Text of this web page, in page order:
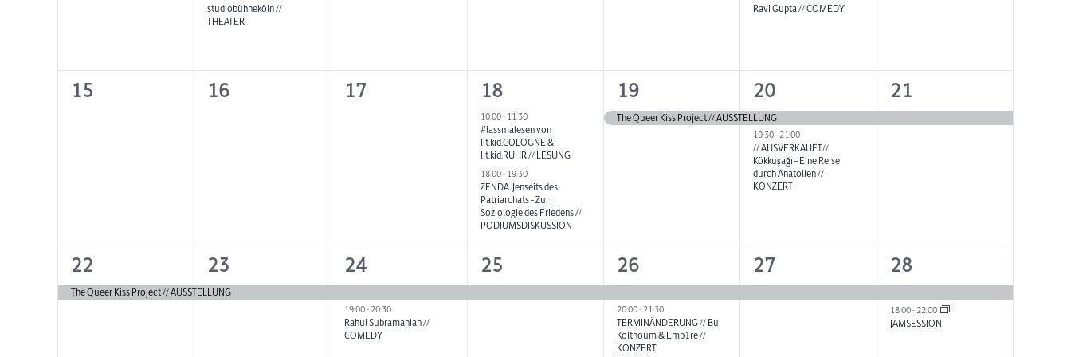
studiobühneköln //
THEATER
Ravi Gupta // COMEDY
0
15
0
16
0
17
2
Veranstaltungen,
18
10:00- 11:30
#lassmalesen von
lit.kid.COLOGNE &
lit.kid.RUHR // LESUNG
18:00- 19:30
ZENDA: Jenseits des
Patriarchats – Zur
Soziologie des Friedens //
PODIUMSDISKUSSION
1
Veranstaltung,
19
The Queer Kiss Project // AUSSTELLUNG
2
Veranstaltungen,
20
19:30- 21:00
// AUSVERKAUFT//
Kökkuşağı – Eine Reise
durch Anatolien //
KONZERT
1
Veranstaltung,
21
1
Veranstaltung,
22
The Queer Kiss Project // AUSSTELLUNG
1
Veranstaltung,
23
2
Veranstaltungen,
24
19:00- 20:30
Rahul Subramanian //
COMEDY
1
Veranstaltung,
25
2
Veranstaltungen,
26
20:00- 21:30
TERMINÄNDERUNG // Bu
Kolthoum & Emp1re //
KONZERT
1
Veranstaltung,
27
2
Veranstaltungen,
28
18:00- 22:00
JAMSESSION